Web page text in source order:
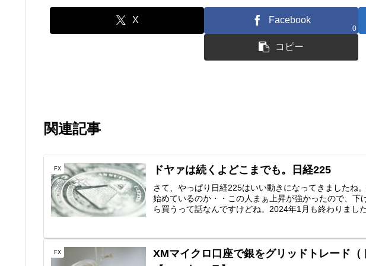
X Facebook
0
コピー
関連記事
FX ドヤァは続くよどこまでも。日経225
さて、やっぱり日経225はいい動きになってきましたね
始めているのか・・この人まぁ上昇が強かったので、下
ら買うって話なんですけどね。2024年1月も終わりまし
FX
XMマイクロ口座で銀をグリッドトレード（